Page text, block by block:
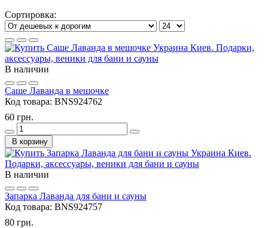
Сортировка:
В наличии
Саше Лаванда в мешочке
Код товара: BNS924762
60 грн.
В корзину
В наличии
Запарка Лаванда для бани и сауны
Код товара: BNS924757
80 грн.